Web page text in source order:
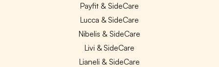
Payfit & SideCare
Lucca & SideCare
Nibelis & SideCare
Livi & SideCare
Lianeli & SideCare